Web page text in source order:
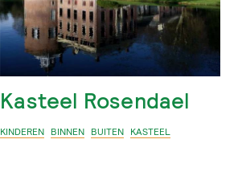
Kasteel Rosendael
KINDEREN BINNEN BUITEN KASTEEL